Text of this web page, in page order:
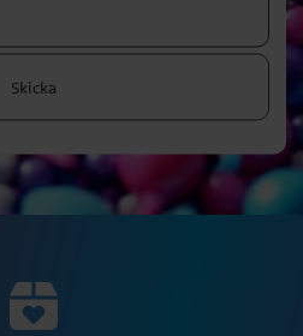
Skicka